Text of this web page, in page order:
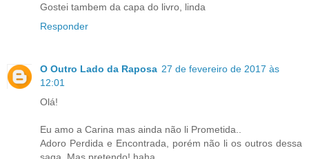
Gostei tambem da capa do livro, linda
Responder
O Outro Lado da Raposa 27 de fevereiro de 2017 às
12:01
Olá!
Eu amo a Carina mas ainda não li Prometida..
Adoro Perdida e Encontrada, porém não li os outros dessa
saga. Mas pretendo! haha